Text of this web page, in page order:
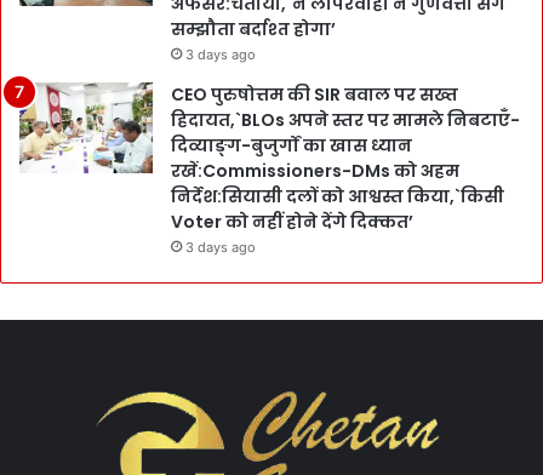
सम्झौता बर्दाश्त होगा’
3 days ago
CEO पुरुषोत्तम की SIR बवाल पर सख्त
हिदायत,`BLOs अपने स्तर पर मामले निबटाएँ-
दिव्याङ्ग-बुजुर्गों का खास ध्यान
रखें:Commissioners-DMs को अहम
निर्देश:सियासी दलों को आश्वस्त किया,`किसी
Voter को नहीं होने देंगे दिक्कत’
3 days ago